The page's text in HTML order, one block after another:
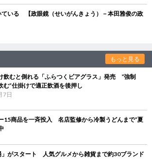
ている 【政眼鏡（せいがんきょう）－本田雅俊の政
もっと見る
飲むと倒れる「ふらつくビアグラス」発売 “強制
む”仕掛けで適正飲酒を後押し
7日
15商品を一斉投入 名店監修から冷製うどんまで“夏
」がスタート 人気グルメから雑貨まで約30ブランド